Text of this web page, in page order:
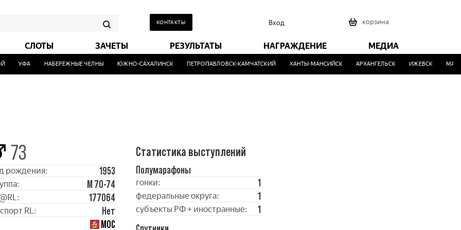
КОНТАКТЫ Вход корзина
СЛОТЫ ЗАЧЕТЫ РЕЗУЛЬТАТЫ НАГРАЖДЕНИЕ МЕДИА
УФА НАБЕРЕЖНЫЕ ЧЕЛНЫ ЮЖНО-САХАЛИНСК ПЕТРОПАВЛОВСК-КАМЧАТСКИЙ ХАНТЫ-МАНСИЙСК АРХАНГЕЛЬСК ИЖЕВСК
73
рождения: 1953
М 70-74
177064
RL:
Нет
МОС
Статистика выступлений
Полумарафоны
гонки: 1
федеральные округа: 1
субъекты РФ + иностранные:
1